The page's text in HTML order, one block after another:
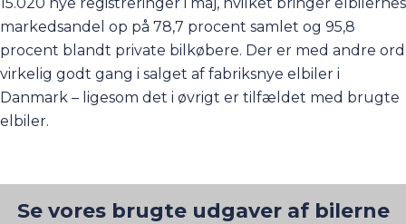
markedsandel op på 78,7 procent samlet og 95,8
procent blandt private bilkøbere. Der er med andre ord
virkelig godt gang i salget af fabriksnye elbiler i
Danmark – ligesom det i øvrigt er tilfældet med brugte
elbiler.
Se vores brugte udgaver af bilerne